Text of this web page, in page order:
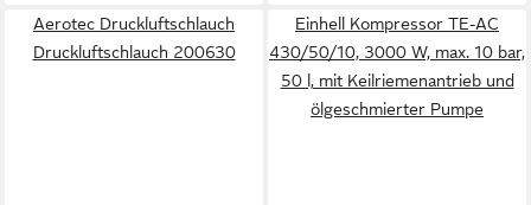
Aerotec Druckluftschlauch
Druckluftschlauch 200630
Einhell Kompressor TE-AC
430/50/10, 3000 W, max. 10 bar,
50 l, mit Keilriemenantrieb und
ölgeschmierter Pumpe